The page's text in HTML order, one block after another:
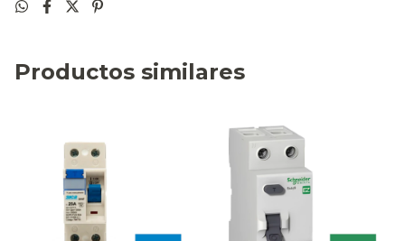
Productos similares